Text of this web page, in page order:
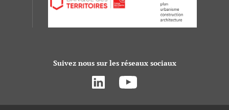
Suivez nous sur les réseaux sociaux